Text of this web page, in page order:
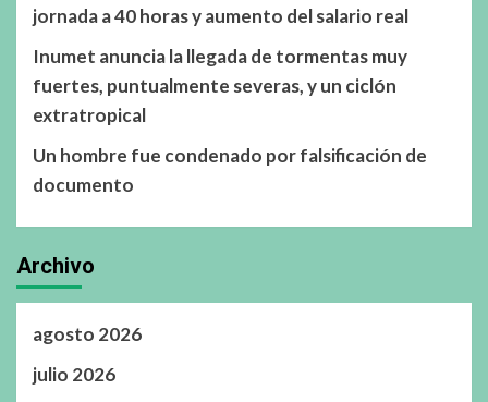
jornada a 40 horas y aumento del salario real
Inumet anuncia la llegada de tormentas muy
fuertes, puntualmente severas, y un ciclón
extratropical
Un hombre fue condenado por falsificación de
documento
Archivo
agosto 2026
julio 2026